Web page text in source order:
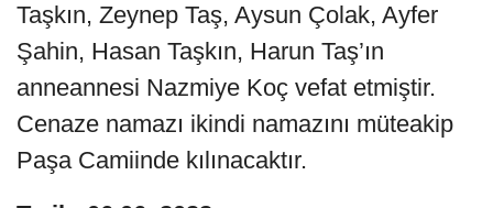
Taşkın, Zeynep Taş, Aysun Çolak, Ayfer
Şahin, Hasan Taşkın, Harun Taş’ın
anneannesi Nazmiye Koç vefat etmiştir.
Cenaze namazı ikindi namazını müteakip
Paşa Camiinde kılınacaktır.